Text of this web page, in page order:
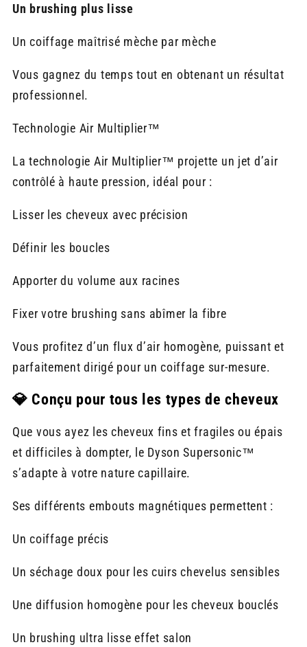
Un brushing plus lisse
Un coiffage maîtrisé mèche par mèche
Vous gagnez du temps tout en obtenant un résultat
professionnel.
Technologie Air Multiplier™
La technologie Air Multiplier™ projette un jet d’air
contrôlé à haute pression, idéal pour :
Lisser les cheveux avec précision
Définir les boucles
Apporter du volume aux racines
Fixer votre brushing sans abîmer la fibre
Vous profitez d’un flux d’air homogène, puissant et
parfaitement dirigé pour un coiffage sur-mesure.
💎 Conçu pour tous les types de cheveux
Que vous ayez les cheveux fins et fragiles ou épais
et difficiles à dompter, le Dyson Supersonic™
s’adapte à votre nature capillaire.
Ses différents embouts magnétiques permettent :
Un coiffage précis
Un séchage doux pour les cuirs chevelus sensibles
Une diffusion homogène pour les cheveux bouclés
Un brushing ultra lisse effet salon